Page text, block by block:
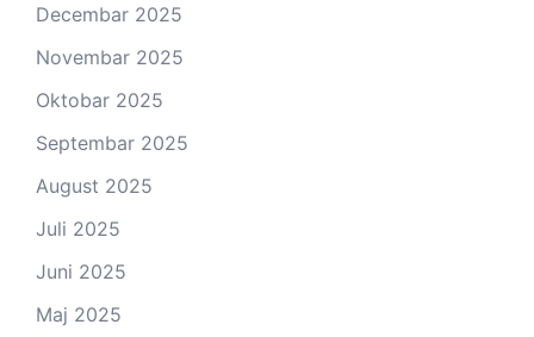
Decembar 2025
Novembar 2025
Oktobar 2025
Septembar 2025
August 2025
Juli 2025
Juni 2025
Maj 2025